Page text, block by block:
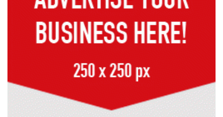
কক্সবাজারের মাতারবাড়ী পৌঁছেছেন
মনোনয়নপত্র সংগ্রহ
দিল্লিতে শেখ হাসিনা বিতর্ক: বাংলাদেশ-